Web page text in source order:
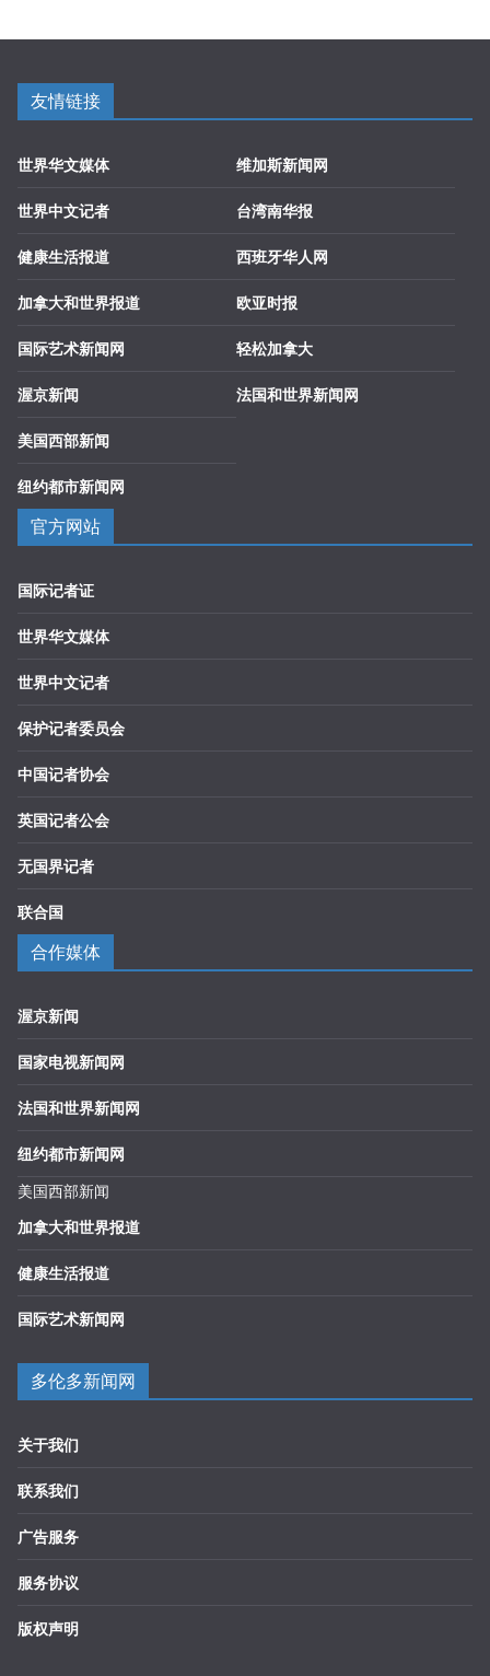
友情链接
世界华文媒体
世界中文记者
健康生活报道
加拿大和世界报道
国际艺术新闻网
渥京新闻
美国西部新闻
纽约都市新闻网
维加斯新闻网
台湾南华报
西班牙华人网
欧亚时报
轻松加拿大
法国和世界新闻网
官方网站
国际记者证
世界华文媒体
世界中文记者
保护记者委员会
中国记者协会
英国记者公会
无国界记者
联合国
合作媒体
渥京新闻
国家电视新闻网
法国和世界新闻网
纽约都市新闻网
美国西部新闻
加拿大和世界报道
健康生活报道
国际艺术新闻网
多伦多新闻网
关于我们
联系我们
广告服务
服务协议
版权声明